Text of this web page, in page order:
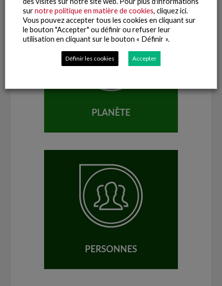
surnotre politique en matière de cookies, cliquez ici.
Vous pouvez accepter tous les cookies en cliquant sur
le bouton "Accepter" ou définir ou refuser leur
utilisation en cliquant sur le bouton « Définir ».
Définir les cookies Accepter